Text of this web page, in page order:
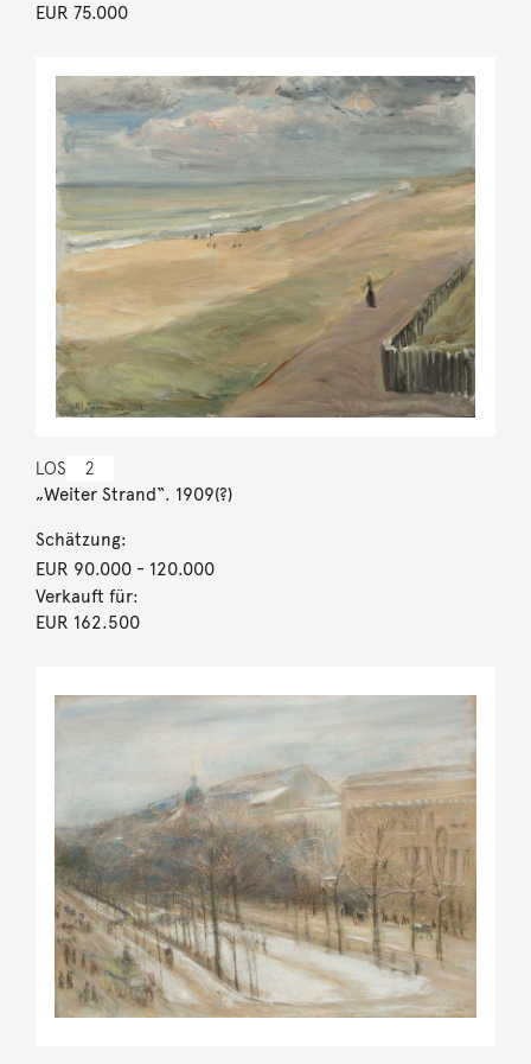
EUR 75.000
LOS 2
„Weiter Strand“. 1909(?)
Schätzung:
EUR 90.000- 120.000
Verkauft für:
EUR 162.500